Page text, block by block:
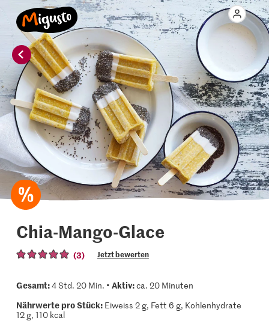
Chia-Mango-Glace
(3) Jetzt bewerten
Gesamt:4 Std. 20 Min. • Aktiv:ca. 20 Minuten
Nährwerte pro Stück:Eiweiss 2 g, Fett 6 g, Kohlenhydrate
12 g, 110 kcal